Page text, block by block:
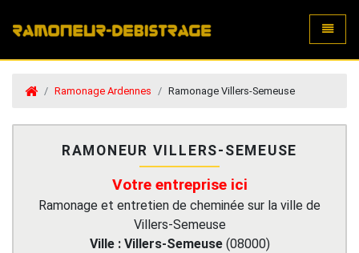
Ramonage Ardennes Ramonage Villers-Semeuse
RAMONEUR VILLERS-SEMEUSE
Votre entreprise ici
Ramonage et entretien de cheminée sur la ville de
Villers-Semeuse
Ville : Villers-Semeuse(08000)